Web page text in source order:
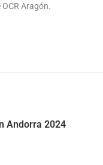
Aragón.
Andorra 2024